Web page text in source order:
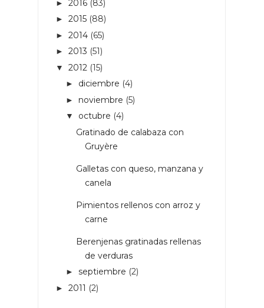
► 2016 (83)
► 2015 (88)
► 2014 (65)
► 2013 (51)
▼ 2012 (15)
► diciembre (4)
► noviembre (5)
▼ octubre (4)
Gratinado de calabaza con
Gruyère
Galletas con queso, manzana y
canela
Pimientos rellenos con arroz y
carne
Berenjenas gratinadas rellenas
de verduras
► septiembre (2)
► 2011 (2)